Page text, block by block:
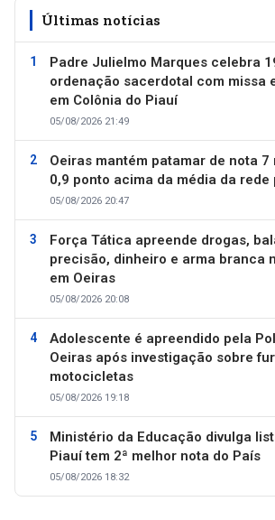
Últimas notícias
Padre Julielmo Marques celebra
ordenação sacerdotal com missa
em Colônia do Piauí
05/08/2026 21:49
Oeiras mantém patamar de nota 7
0,9 ponto acima da média da
05/08/2026 20:47
Força Tática apreende drogas,
precisão, dinheiro e arma branca
em Oeiras
05/08/2026 20:08
Adolescente é apreendido pela
Oeiras após investigação sobre
motocicletas
05/08/2026 19:18
Ministério da Educação divulga
Piauí tem 2ª melhor nota do País
05/08/2026 18:32